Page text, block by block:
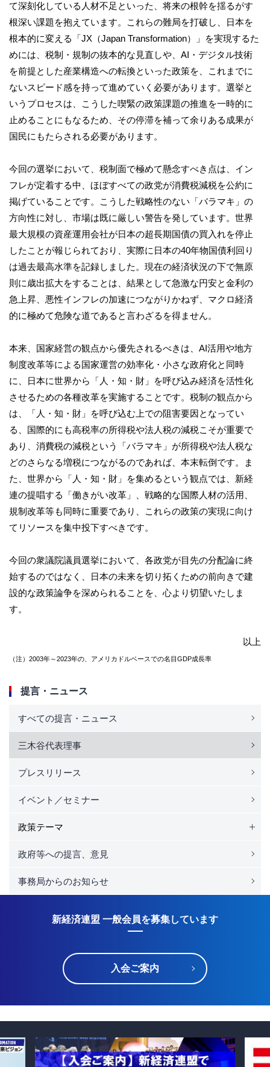
て深刻化している人材不足といった、将来の根幹を揺るがす
根深い課題を抱えています。これらの難局を打破し、日本を
根本的に変える「JX（Japan Transformation）」を実現するた
めには、税制・規制の抜本的な見直しや、AI・デジタル技術
を前提とした産業構造への転換といった政策を、これまでに
ないスピード感を持って進めていく必要があります。選挙と
いうプロセスは、こうした喫緊の政策課題の推進を一時的に
止めることにもなるため、その停滞を補って余りある成果が
国民にもたらされる必要があります。
今回の選挙において、税制面で極めて懸念すべき点は、イン
フレが定着する中、ほぼすべての政党が消費税減税を公約に
掲げていることです。こうした戦略性のない「バラマキ」の
方向性に対し、市場は既に厳しい警告を発しています。世界
最大規模の資産運用会社が日本の超長期国債の買入れを停止
したことが報じられており、実際に日本の40年物国債利回り
は過去最高水準を記録しました。現在の経済状況の下で無原
則に歳出拡大をすることは、結果として急激な円安と金利の
急上昇、悪性インフレの加速につながりかねず、マクロ経済
的に極めて危険な道であると言わざるを得ません。
本来、国家経営の観点から優先されるべきは、AI活用や地方
制度改革等による国家運営の効率化・小さな政府化と同時
に、日本に世界から「人・知・財」を呼び込み経済を活性化
させるための各種改革を実施することです。税制の観点から
は、「人・知・財」を呼び込む上での阻害要因となってい
る、国際的にも高税率の所得税や法人税の減税こそが重要で
あり、消費税の減税という「バラマキ」が所得税や法人税な
どのさらなる増税につながるのであれば、本末転倒です。ま
た、世界から「人・知・財」を集めるという観点では、新経
連の提唱する「働きがい改革」、戦略的な国際人材の活用、
規制改革等も同時に重要であり、これらの政策の実現に向け
てリソースを集中投下すべきです。
今回の衆議院議員選挙において、各政党が目先の分配論に終
始するのではなく、日本の未来を切り拓くための前向きで建
設的な政策論争を深められることを、心より切望いたしま
す。
以上
（注）2003年～2023年の、アメリカドルベースでの名目GDP成長率
提言・ニュース
すべての提言・ニュース
三木谷代表理事
プレスリリース
イベント／セミナー
政策テーマ
政府等への提言、意見
事務局からのお知らせ
新経済連盟 一般会員を募集しています
入会ご案内